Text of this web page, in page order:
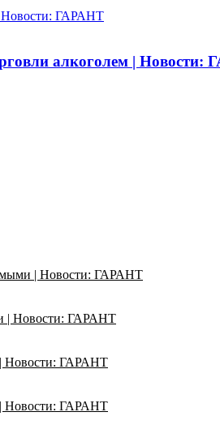
Новости: ГАРАНТ
алкоголем | Новости:
| Новости: ГАРАНТ
| Новости: ГАРАНТ
| Новости: ГАРАНТ
| Новости: ГАРАНТ